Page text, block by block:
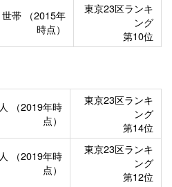
世帯
（2015年
時点）
東京23区ランキ
ング
第10位
人
（2019年時
点）
東京23区ランキ
ング
第14位
人
（2019年時
点）
東京23区ランキ
ング
第12位